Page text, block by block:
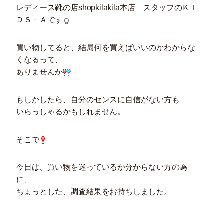
レディース靴の店shopkilakila本店 スタッフのＫＩ
ＤＳ－Ａです
買い物してると、結局何を買えばいいのかわからな
くなるって、
ありませんか
もしかしたら、自分のセンスに自信がない方も
いらっしゃるかもしれません。
そこで
今日は、買い物を迷っているか分からない方の為
に、
ちょっとした、調査結果をお持ちしました。